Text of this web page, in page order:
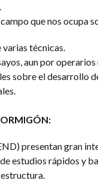
que nos ocupa
técnicas.
aun por
sobre el desarrollo
presentan gran
estudios rápidos y